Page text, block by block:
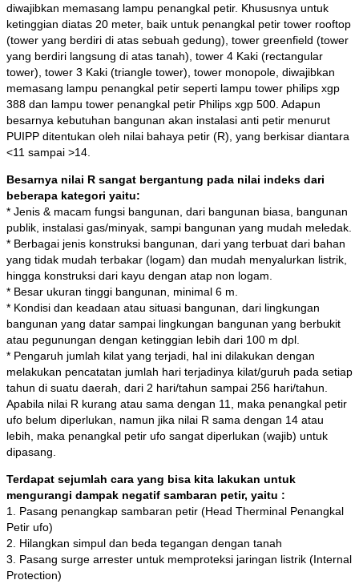
diwajibkan memasang lampu penangkal petir. Khususnya untuk
ketinggian diatas 20 meter, baik untuk penangkal petir tower rooftop
(tower yang berdiri di atas sebuah gedung), tower greenfield (tower
yang berdiri langsung di atas tanah), tower 4 Kaki (rectangular
tower), tower 3 Kaki (triangle tower), tower monopole, diwajibkan
memasang lampu penangkal petir seperti lampu tower philips xgp
388 dan lampu tower penangkal petir Philips xgp 500. Adapun
besarnya kebutuhan bangunan akan instalasi anti petir menurut
PUIPP ditentukan oleh nilai bahaya petir (R), yang berkisar diantara
<11 sampai >14.
Besarnya nilai R sangat bergantung pada nilai indeks dari
beberapa kategori yaitu:
* Jenis & macam fungsi bangunan, dari bangunan biasa, bangunan
publik, instalasi gas/minyak, sampi bangunan yang mudah meledak.
* Berbagai jenis konstruksi bangunan, dari yang terbuat dari bahan
yang tidak mudah terbakar (logam) dan mudah menyalurkan listrik,
hingga konstruksi dari kayu dengan atap non logam.
* Besar ukuran tinggi bangunan, minimal 6 m.
* Kondisi dan keadaan atau situasi bangunan, dari lingkungan
bangunan yang datar sampai lingkungan bangunan yang berbukit
atau pegunungan dengan ketinggian lebih dari 100 m dpl.
* Pengaruh jumlah kilat yang terjadi, hal ini dilakukan dengan
melakukan pencatatan jumlah hari terjadinya kilat/guruh pada setiap
tahun di suatu daerah, dari 2 hari/tahun sampai 256 hari/tahun.
Apabila nilai R kurang atau sama dengan 11, maka penangkal petir
ufo belum diperlukan, namun jika nilai R sama dengan 14 atau
lebih, maka penangkal petir ufo sangat diperlukan (wajib) untuk
dipasang.
Terdapat sejumlah cara yang bisa kita lakukan untuk
mengurangi dampak negatif sambaran petir, yaitu :
1. Pasang penangkap sambaran petir (Head Therminal Penangkal
Petir ufo)
2. Hilangkan simpul dan beda tegangan dengan tanah
3. Pasang surge arrester untuk memproteksi jaringan listrik (Internal
Protection)